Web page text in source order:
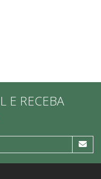
E RECEBA